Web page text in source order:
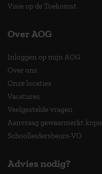
Visie op de Toekomst
Over AOG
Inloggen op mijn AOG
Over ons
Onze locaties
Vacatures
Veelgestelde vragen
Aanvraag gewaarmerkt
Schoolleidersbeurs-VO
Advies nodig?